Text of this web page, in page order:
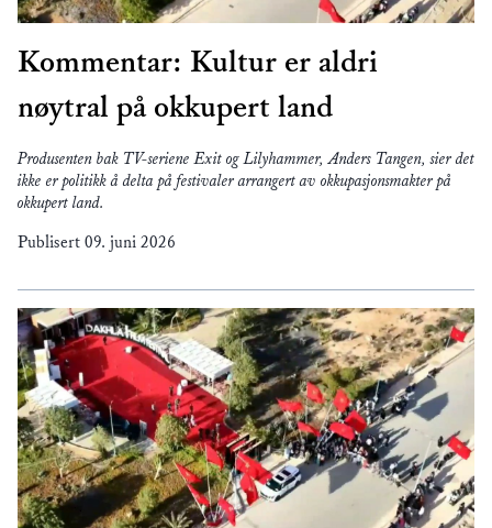
Kommentar: Kultur er aldri
nøytral på okkupert land
Produsenten bak TV-seriene Exit og Lilyhammer, Anders Tangen, sier det
ikke er politikk å delta på festivaler arrangert av okkupasjonsmakter på
okkupert land.
Publisert 09. juni 2026